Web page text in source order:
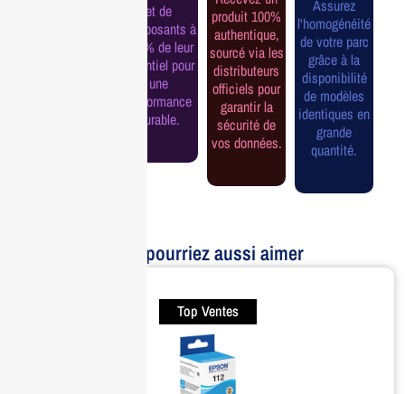
et de
composants à
100% de leur
potentiel pour
une
performance
durable.
produit 100%
authentique,
sourcé via les
distributeurs
officiels pour
garantir la
sécurité de
vos données.
Assurez
l'homogénéité
de votre parc
grâce à la
disponibilité
de modèles
identiques en
grande
quantité.
Vous pourriez aussi aimer
Top Ventes